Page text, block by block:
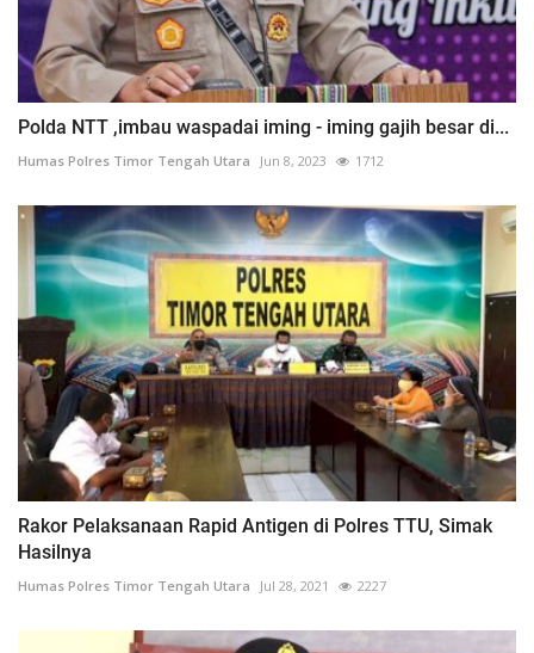
Polda NTT ,imbau waspadai iming - iming gajih besar di...
Humas Polres Timor Tengah Utara Jun 8, 2023 1712
Rakor Pelaksanaan Rapid Antigen di Polres TTU, Simak
Hasilnya
Humas Polres Timor Tengah Utara Jul 28, 2021 2227